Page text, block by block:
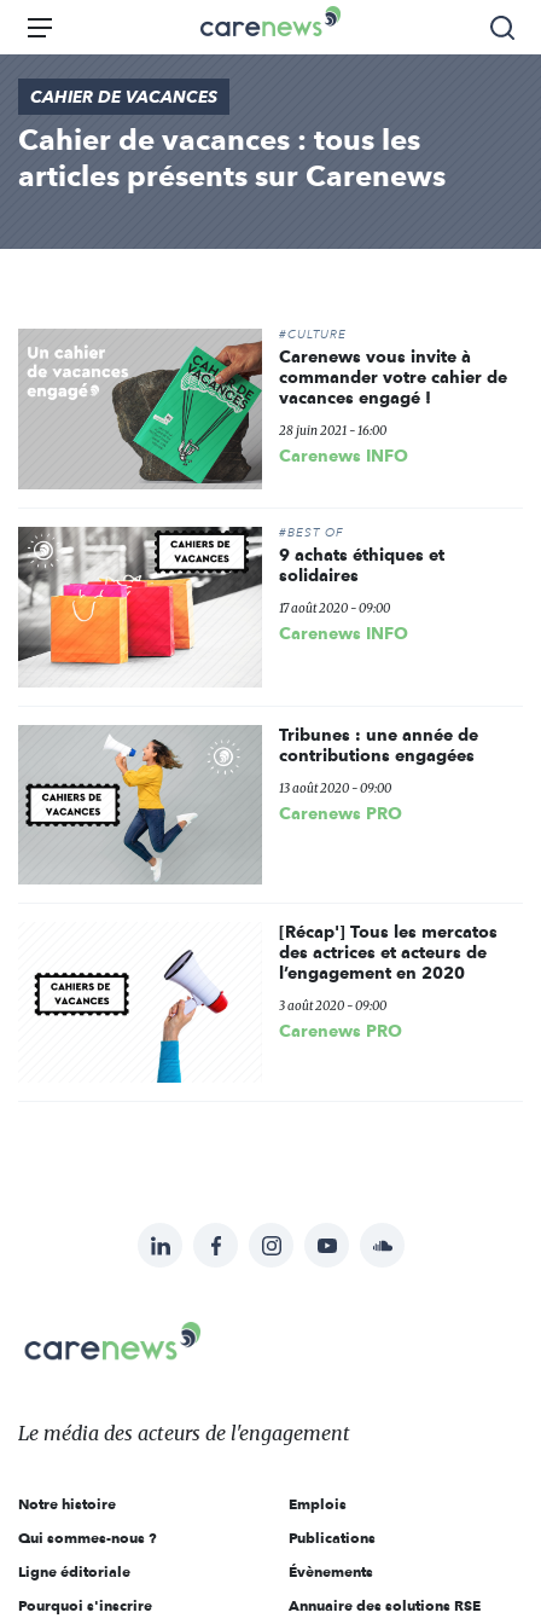
Aller
principal
Carenews,
Le
média
des
acteurs
l'engagement
Menu
CAHIER DE VACANCES
Cahier de vacances : tous les
articles présents sur Carenews
#CULTURE
Carenews vous invite à
commander votre cahier de
vacances engagé !
28 juin 2021 - 16:00
Carenews INFO
#BEST OF
9 achats éthiques et
solidaires
17 août 2020 - 09:00
Carenews INFO
Tribunes : une année de
contributions engagées
13 août 2020 - 09:00
Carenews PRO
[Récap'] Tous les mercatos
des actrices et acteurs de
l’engagement en 2020
3 août 2020 - 09:00
Carenews PRO
sur:
LinkedInFacebookInstagramYouTubeSoundcloud
Carenews,
Le
des
l'engagement
Le média des acteurs de l'engagement
Notre histoire
Qui sommes-nous ?
Ligne éditoriale
Pourquoi s'inscrire
Emplois
Publications
Évènements
Annuaire des solutions RSE